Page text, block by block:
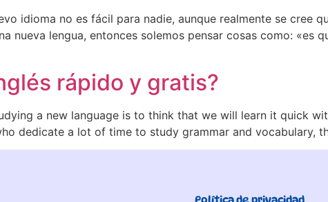
idioma no es fácil para nadie, aunque realmente se cree
nueva lengua, entonces solemos pensar cosas como: «es
rápido y gratis?
a new language is to think that we will learn it quick
dedicate a lot of time to study grammar and vocabulary,